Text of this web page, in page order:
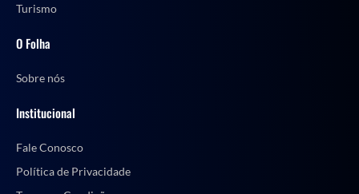
Turismo
O Folha
Sobre nós
Institucional
Fale Conosco
Política de Privacidade